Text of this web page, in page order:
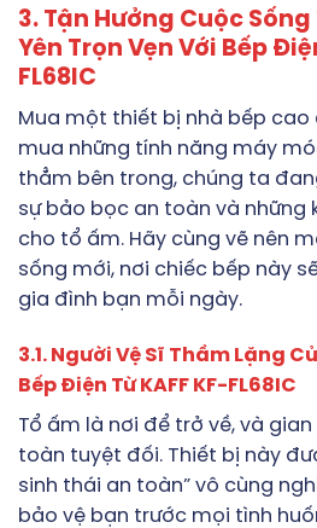
3. Tận Hưởng Cuộc
Yên Trọn Vẹn Với Bếp
FL68IC
Mua một thiết bị nhà bếp cao
mua những tính năng máy
thẳm bên trong, chúng ta
sự bảo bọc an toàn và những
cho tổ ấm. Hãy cùng vẽ nên
sống mới, nơi chiếc bếp này
gia đình bạn mỗi ngày.
3.1. Người Vệ Sĩ Thầm Lặng
Bếp Điện Từ KAFF KF-FL68IC
Tổ ấm là nơi để trở về, và
toàn tuyệt đối. Thiết bị này
sinh thái an toàn” vô cùng
bảo vệ bạn trước mọi tình